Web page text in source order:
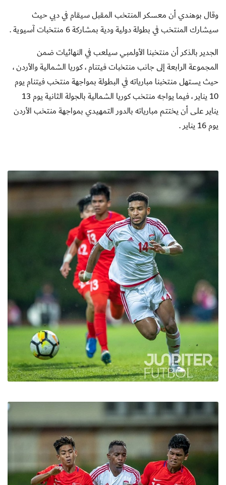
وقال بوهندي أن معسكر المنتخب المقبل سيقام في دبي حيث
سيشارك المنتخب في بطولة دولية ودية بمشاركة 6 منتخبات آسيوية .
الجدير بالذكر أن منتخبنا الأولمبي سيلعب في النهائيات ضمن
المجموعة الرابعة إلى جانب منتخبات فيتنام ، كوريا الشمالية والأردن ،
حيث يستهل منتخبنا مبارياته في البطولة بمواجهة منتخب فيتنام يوم
10 يناير ، فيما يواجه منتخب كوريا الشمالية بالجولة الثانية يوم 13
يناير على أن يختتم مبارياته بالدور التمهيدي بمواجهة منتخب الأردن
يوم 16 يناير .